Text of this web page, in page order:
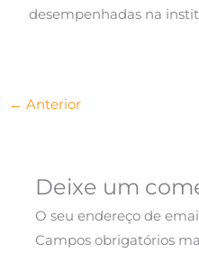
desempenhadas na
← Anterior
Deixe um
O seu endereço de
Campos obrigatórios